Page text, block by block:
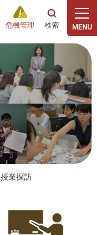
危機管理
授業探訪